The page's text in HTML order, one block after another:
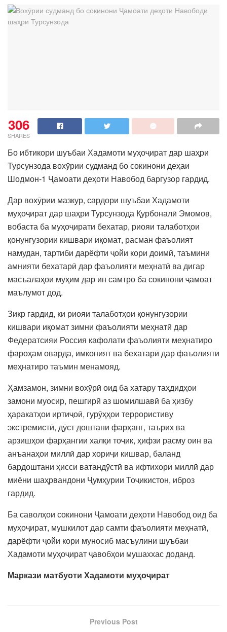
306
SHARES
Бо ибтикори шуъбаи Хадамоти муҳоҷират дар шаҳри
Турсунзода вохӯрии судманд бо сокинони деҳаи
Шодмон-1 Ҷамоати деҳоти Навобод баргузор гардид.
Дар вохӯрии мазкур, сардори шуъбаи Хадамоти
муҳоҷират дар шаҳри Турсунзода Қурбоналӣ Эмомов,
вобаста ба муҳоҷирати бехатар, риояи талаботҳои
қонунгузории кишвари иқомат, расман фаъолият
намудан, тартиби дарёфти ҷойи кори доимӣ, таъмини
амнияти бехатарӣ дар фаъолияти меҳнатӣ ва дигар
масъалаҳои муҳим дар ин самтро ба сокинони ҷамоат
маълумот дод.
Зикр гардид, ки риояи талаботҳои қонунгузории
кишвари иқомат зимни фаъолияти меҳнатӣ дар
Федератсияи Россия кафолати фаъолияти меҳнатиро
фароҳам оварда, имконият ва бехатарӣ дар фаъолияти
меҳнатиро таъмин менамояд.
Ҳамзамон, зимни вохӯрӣ оид ба хатару таҳдидҳои
замони муосир, пешгирӣ аз шомилшавӣ ба ҳизбу
ҳаракатҳои иртиҷоӣ, гурӯҳҳои террористиву
экстремистӣ, дӯст доштани фарҳанг, таърих ва
арзишҳои фарҳангии халқи тоҷик, ҳифзи расму оин ва
анъанаҳои миллӣ дар хориҷи кишвар, баланд
бардоштани ҳисси ватандӯстӣ ва ифтихори миллӣ дар
миёни шаҳрвандони Ҷумҳурии Тоҷикистон, иброз
гардид.
Ба саволҳои сокинони Ҷамоати деҳоти Навобод оид ба
муҳоҷират, мушкилот дар самти фаъолияти меҳнатӣ,
дарёфти ҷойи кори муносиб масъулини шуъбаи
Хадамоти муҳоҷират ҷавобҳои мушаххас доданд.
Маркази матбуоти Хадамоти муҳоҷират
Previous Post